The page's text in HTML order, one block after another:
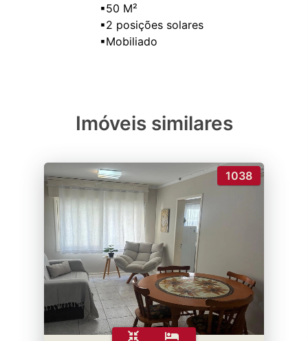
▪50 M²
▪2 posições solares
Imóveis similares
1038